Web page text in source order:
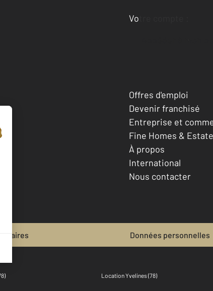
Votre compte :
Accéder à mon
Offres d'emploi
Devenir franchisé
Entreprise et
Fine Homes &
À propos
International
Nous contacter
Données personnelles
Location Yvelines (78)